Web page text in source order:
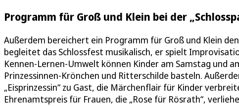
Programm für Groß und Klein bei der
Außerdem bereichert ein Programm für Groß und Klein
begleitet das Schlossfest musikalisch, er spielt
Kennen-Lernen-Umwelt können Kinder am Samstag und
Prinzessinnen-Krönchen und Ritterschilde basteln.
„Eisprinzessin“ zu Gast, die Märchenflair für Kinder
Ehrenamtspreis für Frauen, die „Rose für Rösrath“,